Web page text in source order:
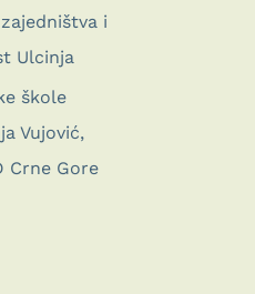
i
Ulcinja
škole
Vujović,
Crne Gore